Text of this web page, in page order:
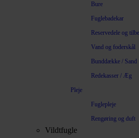
Bure
Fuglebadekar
Reservedele og
Vand og foderskål
Bunddække / Sand
Redekasser / Æg
Pleje
Fuglepleje
Rengøring og duft
Vildtfugle